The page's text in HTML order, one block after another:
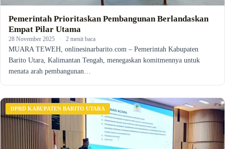
Pemerintah Prioritaskan Pembangunan Berlandaskan
Empat Pilar Utama
28 November 2025 · 2 menit baca
MUARA TEWEH, onlinesinarbarito.com – Pemerintah Kabupaten
Barito Utara, Kalimantan Tengah, menegaskan komitmennya untuk
menata arah pembangunan…
DPRD KABUPATEN BARITO UTARA